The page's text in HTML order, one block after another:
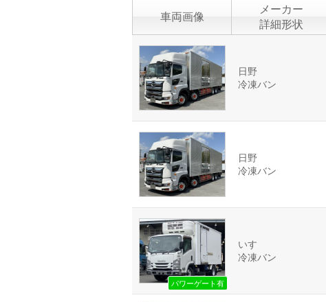
車両画像
メーカー
詳細形状
日野
冷凍バン
日野
冷凍バン
パワーゲート有
いすゞ
冷凍バン